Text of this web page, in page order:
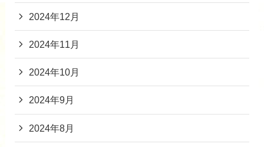
2024年12月
2024年11月
2024年10月
2024年9月
2024年8月